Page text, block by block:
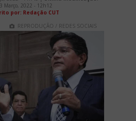
Março, 2022 - 12h12
por: Redação CUT
REPRODUÇÃO / REDES SOCIAIS